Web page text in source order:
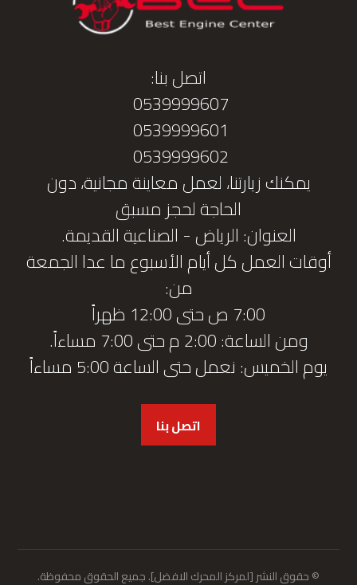
اتصل بنا:
0539999607
0539999601
0539999602
يمكنك زيارتنا، لعمل معاينة مجانية، دون
الحاجة لحجز مسبق
العنوان: الرياض - الصناعية القديمة.
أوقات العمل كل أيام الأسبوع ما عدا الجمعة
من:
7:00 ص حتى 12:00 ظهراً
ومن الساعة: 2:00 م حتى 7:00 مساءاً.
يوم الخميس: نعمل حتى الساعة 5:00 مساءاً
اتصل بنا
© حقوق النشر [لمركز المحرك الافضل]. جميع الحقوق محفوظة.